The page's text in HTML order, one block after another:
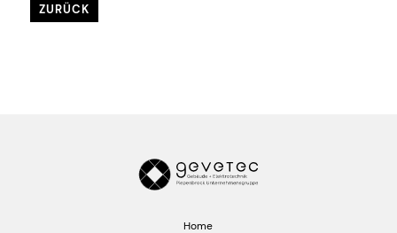
ZURÜCK
Home